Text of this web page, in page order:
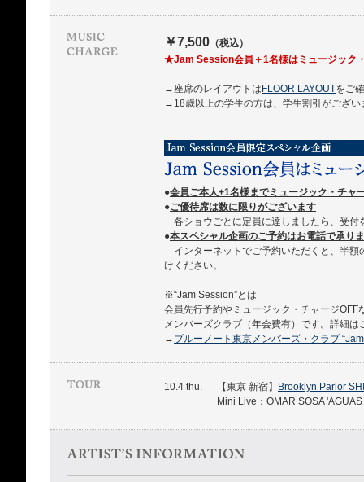
￥7,500 （税込）
★Jam Session会員＋1名様はミュージック
→座席のレイアウトは FLOOR LAYOUTをご
→18歳以上の学生の方は、学生割引がござい
●会員ご本人+1名様までミュージック・チャ
●ご優待席は数に限りがございます
各ショウごとに定員に達しましたら、受付
●本スペシャル企画のご予約はお電話で承り
インターネットでご予約いただくと、半額
けください。
※“Jam Session”とは
会員先行予約やミュージック・チャージ
メンバーズクラブ（年会費有）です。詳細は
→ ブルーノート東京メンバーズ・クラブ
10.4 thu. 【東京 新宿】
Brooklyn Parlor
Mini Live：OMAR SOSA